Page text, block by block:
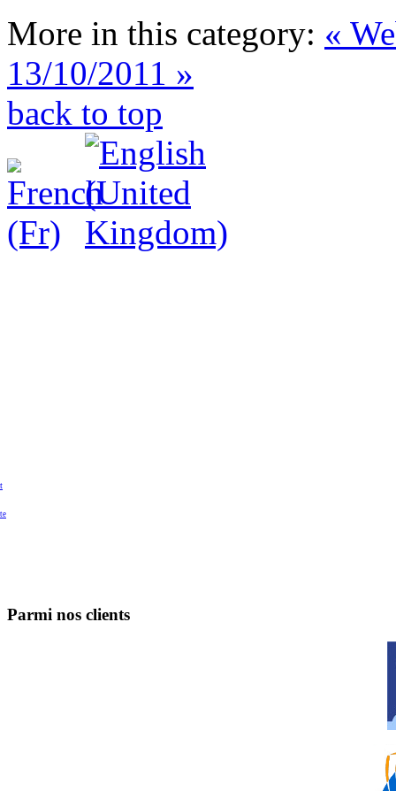
More in this category: «
13/10/2011 »
back to top
Parmi nos clients